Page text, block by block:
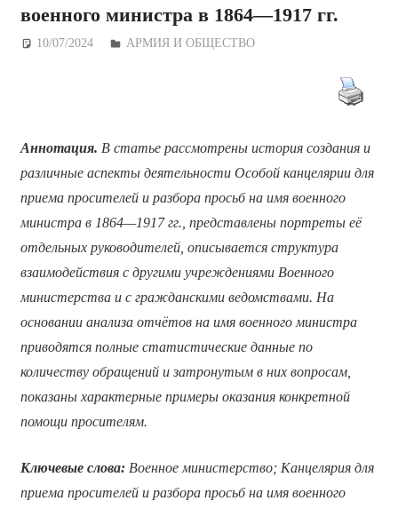
военного министра в 1864—1917 гг.
10/07/2024 Дежурный по Редакции
АРМИЯ И ОБЩЕСТВО
Аннотация. В статье рассмотрены история создания и
различные аспекты деятельности Особой канцелярии для
приема просителей и разбора просьб на имя военного
министра в 1864—1917 гг., представлены портреты её
отдельных руководителей, описывается структура
взаимодействия с другими учреждениями Военного
министерства и с гражданскими ведомствами. На
основании анализа отчётов на имя военного министра
приводятся полные статистические данные по
количеству обращений и затронутым в них вопросам,
показаны характерные примеры оказания конкретной
помощи просителям.
Ключевые слова:Военное министерство; Канцелярия для
приема просителей и разбора просьб на имя военного